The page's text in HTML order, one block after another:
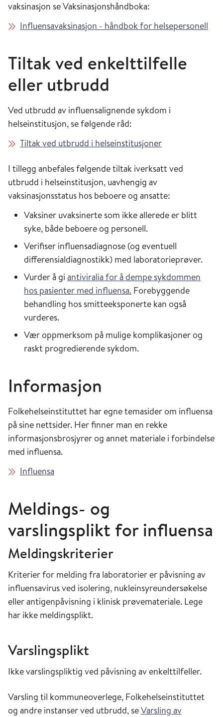
vaksinasjon se Vaksinasjonshåndboka:
Influensavaksinasjon - håndbok for helsepersonell
Tiltak ved enkelttilfelle
eller utbrudd
Ved utbrudd av influensalignende sykdom i
helseinstitusjon, se følgende råd:
Tiltak ved utbrudd i helseinstitusjoner
I tillegg anbefales følgende tiltak iverksatt ved
utbrudd i helseinstitusjon, uavhengig av
vaksinasjonsstatus hos beboere og ansatte:
Vaksiner uvaksinerte som ikke allerede er blitt
syke, både beboere og personell.
Verifiser influensadiagnose (og eventuell
differensialdiagnostikk) med laboratorieprøver.
Vurder å gi antiviralia for å dempe sykdommen
hos pasienter med influensa. Forebyggende
behandling hos smitteeksponerte kan også
vurderes.
Vær oppmerksom på mulige komplikasjoner og
raskt progredierende sykdom.
Informasjon
Folkehelseinstituttet har egne temasider om influensa
på sine nettsider. Her finner man en rekke
informasjonsbrosjyrer og annet materiale i forbindelse
med influensa.
Influensa
Meldings- og
varslingsplikt for influensa
Meldingskriterier
Kriterier for melding fra laboratorier er påvisning av
influensavirus ved isolering, nukleinsyreundersøkelse
eller antigenpåvisning i klinisk prøvemateriale. Lege
har ikke meldingsplikt.
Varslingsplikt
Ikke varslingspliktig ved påvisning av enkelttilfeller.
Varsling til kommuneoverlege, Folkehelseinstituttet
og andre instanser ved utbrudd, seVarsling av